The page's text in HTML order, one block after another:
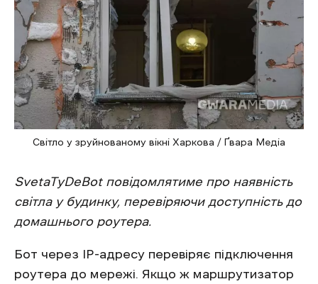
Світло у зруйнованому вікні Харкова / Ґвара Медіа
SvetaTyDeBot повідомлятиме про наявність
світла у будинку, перевіряючи доступність до
домашнього роутера.
Бот через IP-адресу перевіряє підключення
роутера до мережі. Якщо ж маршрутизатор